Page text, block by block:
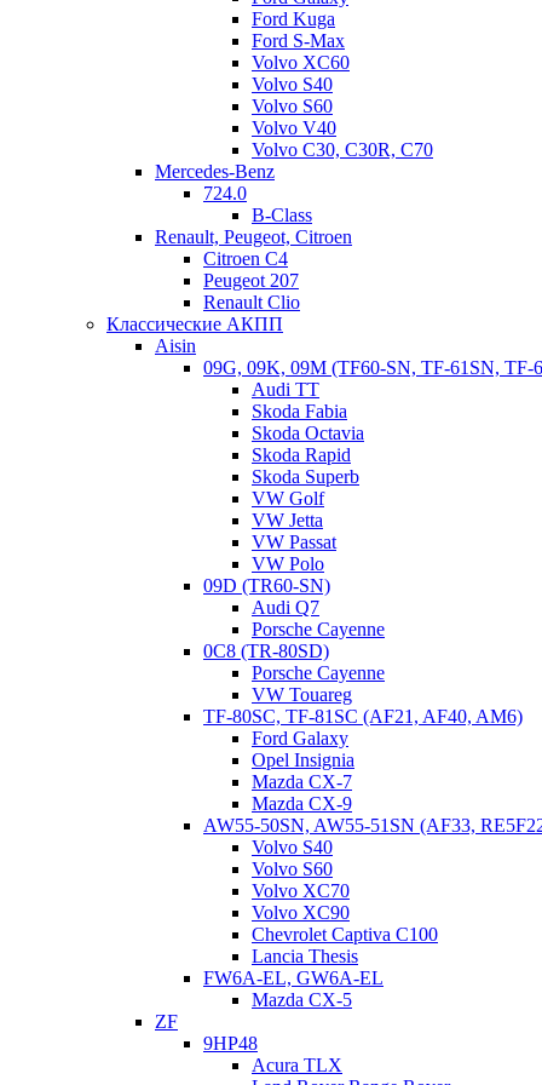
Ford Kuga
Ford S-Max
Volvo XC60
Volvo S40
Volvo S60
Volvo V40
Volvo C30, C30R, C70
Mercedes-Benz
724.0
B-Class
Renault, Peugeot, Citroen
Citroen C4
Peugeot 207
Renault Clio
Классические АКПП
Aisin
09G, 09K, 09M (TF60-SN, TF-61SN, TF-
Audi TT
Skoda Fabia
Skoda Octavia
Skoda Rapid
Skoda Superb
VW Golf
VW Jetta
VW Passat
VW Polo
09D (TR60-SN)
Audi Q7
Porsche Cayenne
0C8 (TR-80SD)
Porsche Cayenne
VW Touareg
TF-80SC, TF-81SC (AF21, AF40, AM6)
Ford Galaxy
Opel Insignia
Mazda CX-7
Mazda CX-9
AW55-50SN, AW55-51SN (AF33,
Volvo S40
Volvo S60
Volvo XC70
Volvo XC90
Chevrolet Captiva C100
Lancia Thesis
FW6A-EL, GW6A-EL
Mazda CX-5
ZF
9HP48
Acura TLX
Чтобы понять, что конкретно сломалось в механической
части, потребуется снимать, разбирать и дефектовать коробку.
После процедуры дефектовки окончательно определится
перечень запчастей, подлежащих замене.
Покупка б/у автомобиля с АКПП ZF 4HP22 и 4HP24.
Ремонт трансмиссии — один из самых дорогостоящих видов
ремонта наряду с мотором, поэтому при покупке б/у
автомобиля нужно сделать диагностику, как электронную, так
и механическую, взять пробу масла, посмотреть не горелое ли
оно, и провести интенсивный тест-драйв во всех режимах:
режим пробки, режим «дедушки», режим «гонщика». Если
масло горелое, то это означает, что подгорели фрикционы.
Запах гари – это серьезный симптом, которого надо опасаться,
если он уже есть, то он будет только прогрессировать вплоть
до ремонта и гидравлической, и механической частей
Обслуживание АКПП ZF 4HP22 и 4HP24
Важным фактором длительной и бесперебойной работы
АКПП является ее обслуживание. Для данной коробки
Чистка радиаторов (не реже, чем раз в два года);